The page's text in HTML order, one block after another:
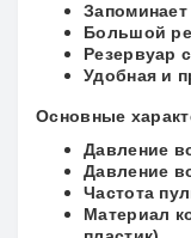
Большой
Резервуар
Удобная и
Основные
Давление
Давление
Частота
Материал